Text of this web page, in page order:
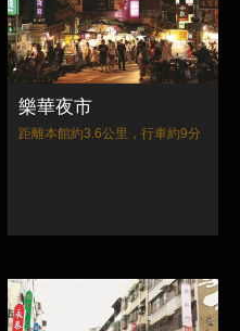
樂華夜市
距離本館約3.6公里，行車約9分